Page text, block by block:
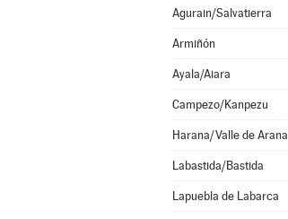
Agurain/Salvatierra
Armiñón
Ayala/Aiara
Campezo/Kanpezu
Harana/Valle de Arana
Labastida/Bastida
Lapuebla de Labarca